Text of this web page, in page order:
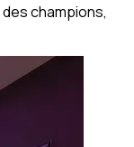
champions,